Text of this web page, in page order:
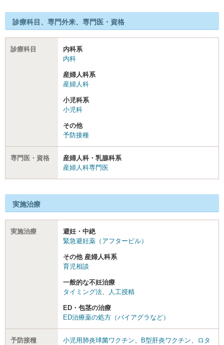
診療科目、専門外来、専門医・資格
診療科目
内科系
内科
産婦人科系
産婦人科
小児科系
小児科
その他
予防接種
専門医・資格
産婦人科・乳腺科系
産婦人科専門医
実施治療
実施治療
避妊・中絶
緊急避妊薬（アフターピル）
その他 産婦人科系
育児相談
一般的な不妊治療
タイミング法
人工授精
ED・包茎の治療
ED治療薬の処方（バイアグラなど）
予防接種 小児用肺炎球菌ワクチン B型肝炎ワクチン
ロタ